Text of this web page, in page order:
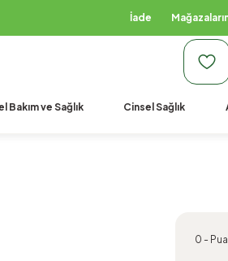
İade
Bakım ve Sağlık Cinsel Sağlık
0 -